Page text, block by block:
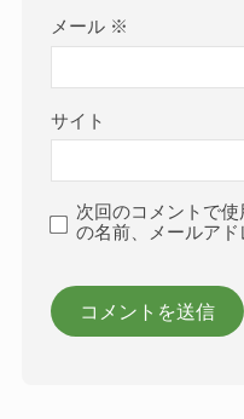
メール ※
サイト
次回のコメントで
の名前、メールアド